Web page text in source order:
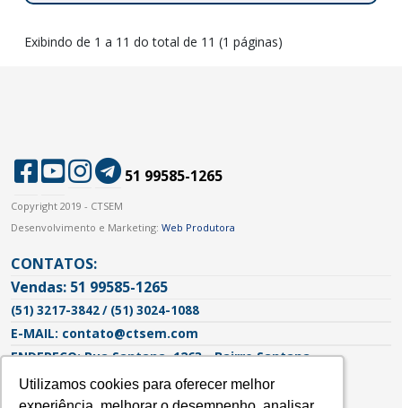
Utilizamos cookies para oferecer melhor
Utilizamos cookies para oferecer melhor
Exibindo de 1 a 11 do total de 11 (1 páginas)
51 99585-1265
Copyright 2019 - CTSEM
Desenvolvimento e Marketing: Web Produtora
CONTATOS:
Vendas: 51 99585-1265
(51) 3217-3842 / (51) 3024-1088
E-MAIL: contato@ctsem.com
ENDEREÇO: Rua Santana, 1263 - Bairro Santana
Porto Alegre - RS | CEP: 90620-103